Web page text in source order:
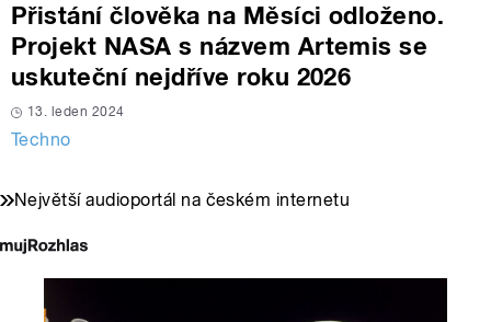
Přistání člověka na Měsíci odloženo.
Projekt NASA s názvem Artemis se
uskuteční nejdříve roku 2026
13. leden 2024
Techno
Největší audioportál na českém internetu